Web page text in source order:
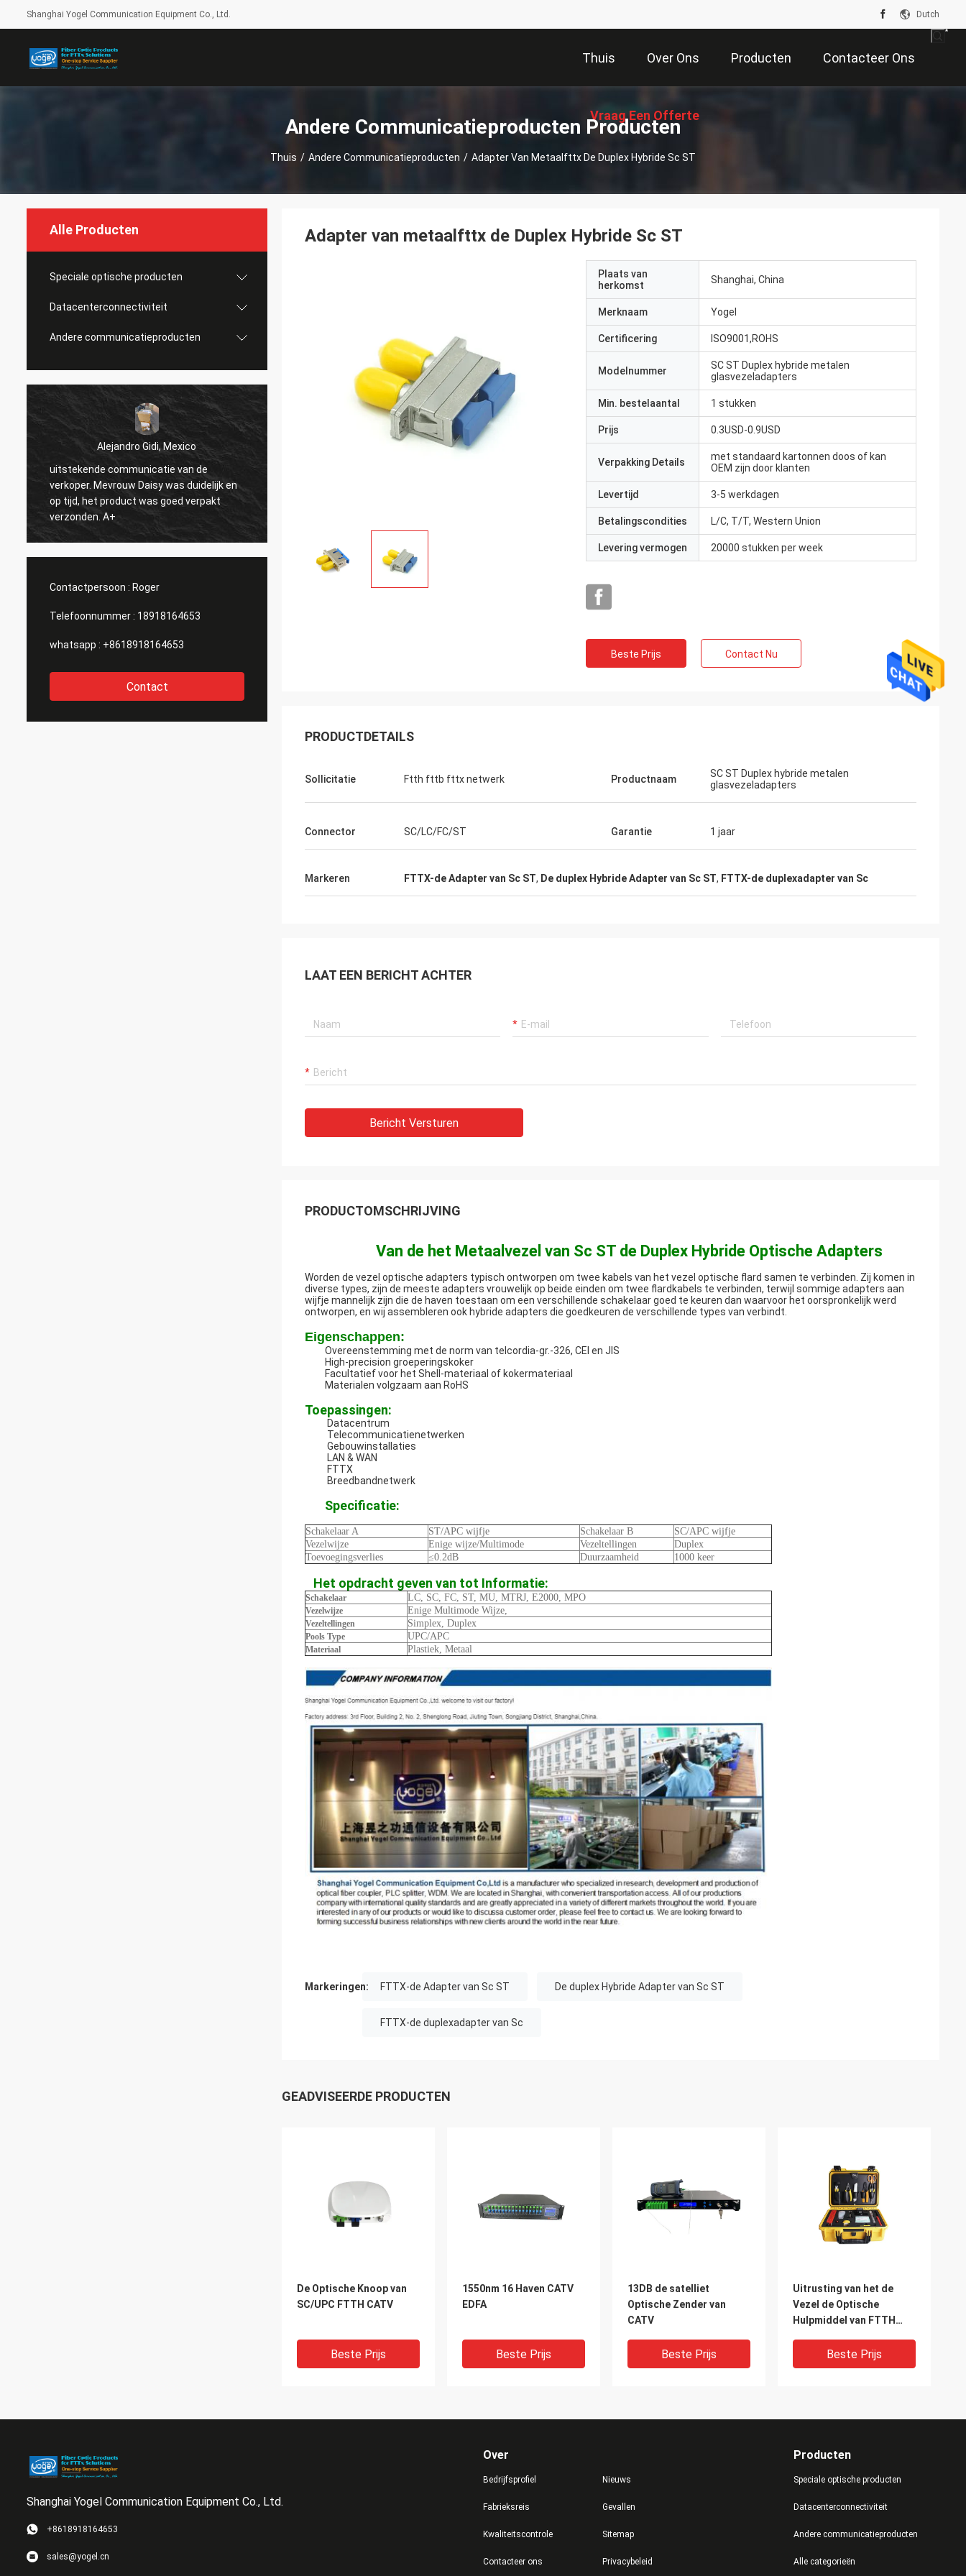
Shanghai Yogel Communication Equipment Co., Ltd. Dutch
Thuis Over Ons Producten Contacteer Ons
Vraag Een Offerte
Andere Communicatieproducten Producten
Thuis / Andere Communicatieproducten / Adapter Van Metaalfttx De Duplex Hybride Sc ST
Alle Producten
Speciale optische producten
Datacenterconnectiviteit
Andere communicatieproducten
Alejandro Gidi, Mexico
uitstekende communicatie van de
verkoper. Mevrouw Daisy was duidelijk en
op tijd, het product was goed verpakt
verzonden. A+
professionals te werken. Ze zijn attent en
reageren snel.
Contactpersoon : Roger
Telefoonnummer : 18918164653
whatsapp : +8618918164653
Contact
Adapter van metaalfttx de Duplex Hybride Sc ST
Plaats van
herkomst
Shanghai, China
Merknaam Yogel
Certificering ISO9001,ROHS
Modelnummer
SC ST Duplex hybride metalen
glasvezeladapters
Min. bestelaantal 1 stukken
Prijs 0.3USD-0.9USD
Verpakking Details
met standaard kartonnen doos of kan
OEM zijn door klanten
Levertijd 3-5 werkdagen
Betalingscondities L/C, T/T, Western Union
Levering vermogen 20000 stukken per week
Beste Prijs Contact Nu
PRODUCTDETAILS
Sollicitatie Ftth fttb fttx netwerk Productnaam
SC ST Duplex hybride metalen
glasvezeladapters
Connector SC/LC/FC/ST Garantie 1 jaar
Markeren FTTX-de Adapter van Sc ST, De duplex Hybride Adapter van Sc ST, FTTX-de duplexadapter van Sc
LAAT EEN BERICHT ACHTER
Bericht Versturen
PRODUCTOMSCHRIJVING
Van de het Metaalvezel van Sc ST de Duplex Hybride Optische Adapters
Worden de vezel optische adapters typisch ontworpen om twee kabels van het vezel optische flard samen te verbinden. Zij komen in
diverse types, zijn de meeste adapters vrouwelijk op beide einden om twee flardkabels te verbinden, terwijl sommige adapters aan
wijfje mannelijk zijn die de haven toestaan om een verschillende schakelaar goed te keuren dan waarvoor het oorspronkelijk werd
ontworpen, en wij assembleren ook hybride adapters die goedkeuren de verschillende types van verbindt.
Eigenschappen:
Overeenstemming met de norm van telcordia-gr.-326, CEI en JIS
High-precision groeperingskoker
Facultatief voor het Shell-materiaal of kokermateriaal
Materialen volgzaam aan RoHS
Toepassingen:
Datacentrum
Telecommunicatienetwerken
Gebouwinstallaties
LAN & WAN
FTTX
Breedbandnetwerk
Specificatie:
Schakelaar A ST/APC wijfje Schakelaar B
SC/APC wijfje
Vezelwijze
Enige wijze/Multimode Vezeltellingen
Duplex
Toevoegingsverlies
≤0.2dB Duurzaamheid 1000 keer
Het opdracht geven van tot Informatie:
Schakelaar LC, SC, FC, ST, MU, MTRJ, E2000, MPO
Vezelwijze Enige Multimode Wijze,
Vezeltellingen Simplex, Duplex
Pools Type UPC/APC
Materiaal Plastiek, Metaal
Markeringen: FTTX-de Adapter van Sc ST De duplex Hybride Adapter van Sc ST
FTTX-de duplexadapter van Sc
GEADVISEERDE PRODUCTEN
De Optische Knoop van
SC/UPC FTTH CATV
Beste Prijs
1550nm 16 Haven CATV
EDFA
Beste Prijs
13DB de satelliet
Optische Zender van
CATV
Beste Prijs
Uitrusting van het de
Vezel de Optische
Hulpmiddel van FTTH
Beste Prijs
Handbediend de
Handbediende Draagbare
G/EPON passieve
Shanghai Yogel Communication Equipment Co., Ltd.
+8618918164653
sales@yogel.cn
Over
Bedrijfsprofiel
Fabrieksreis
Kwaliteitscontrole
Contacteer ons
Nieuws
Gevallen
Sitemap
Privacybeleid
Producten
Speciale optische producten
Datacenterconnectiviteit
Andere communicatieproducten
Alle categorieën